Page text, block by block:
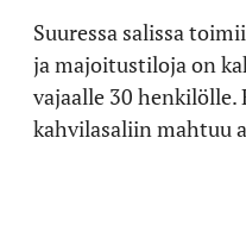
Suuressa salissa
ja majoitustiloja on
vajaalle 30
kahvilasaliin mahtuu